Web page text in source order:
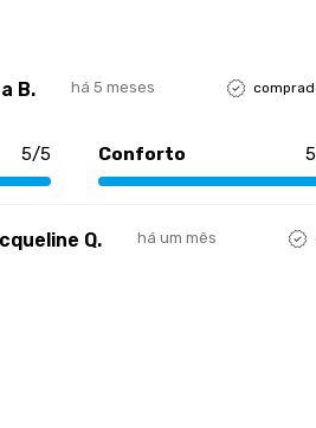
B. há 5 meses
5/5 Conforto
Q. há um mês